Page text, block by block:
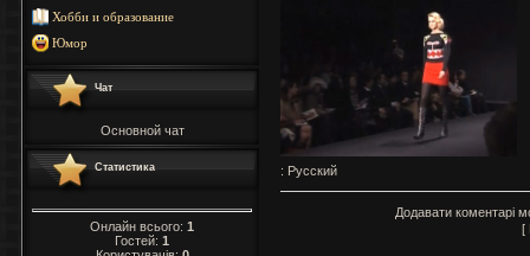
Хобби и образование
Юмор
Чат
Основной чат
Статистика
Онлайн всього: 1
Гостей: 1
: Русский
Додавати коментарі
[